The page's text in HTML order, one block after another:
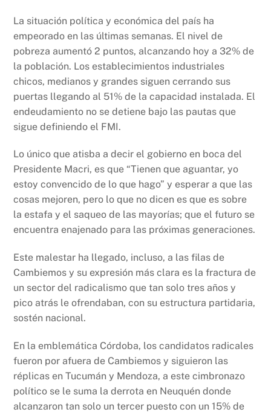
La situación política y económica del país ha
empeorado en las últimas semanas. El nivel de
pobreza aumentó 2 puntos, alcanzando hoy a 32% de
la población. Los establecimientos industriales
chicos, medianos y grandes siguen cerrando sus
puertas llegando al 51% de la capacidad instalada. El
endeudamiento no se detiene bajo las pautas que
sigue definiendo el FMI.
Lo único que atisba a decir el gobierno en boca del
Presidente Macri, es que “Tienen que aguantar, yo
estoy convencido de lo que hago” y esperar a que las
cosas mejoren, pero lo que no dicen es que es sobre
la estafa y el saqueo de las mayorías; que el futuro se
encuentra enajenado para las próximas generaciones.
Este malestar ha llegado, incluso, a las filas de
Cambiemos y su expresión más clara es la fractura de
un sector del radicalismo que tan solo tres años y
pico atrás le ofrendaban, con su estructura partidaria,
sostén nacional.
En la emblemática Córdoba, los candidatos radicales
fueron por afuera de Cambiemos y siguieron las
réplicas en Tucumán y Mendoza, a este cimbronazo
político se le suma la derrota en Neuquén donde
alcanzaron tan solo un tercer puesto con un 15% de